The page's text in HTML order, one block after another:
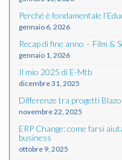
Perché è fondamentale
gennaio 6, 2026
Recap di fine anno – Film &
gennaio 1, 2026
Il mio 2025 di E-Mtb
dicembre 31, 2025
Differenze tra progetti
novembre 22, 2025
ERP Change: come farsi
business
ottobre 9, 2025